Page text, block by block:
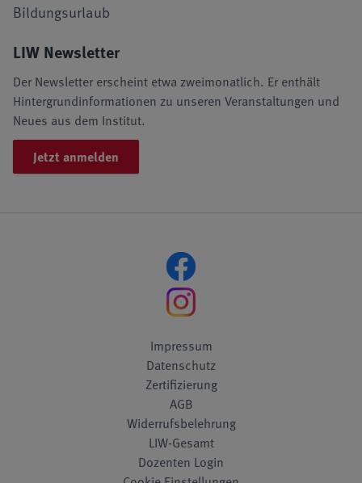
Bildungsurlaub
LIW Newsletter
Der Newsletter erscheint etwa zweimonatlich. Er enthält
Hintergrundinformationen zu unseren Veranstaltungen und
Neues aus dem Institut.
Jetzt anmelden
Impressum
Datenschutz
Zertifizierung
AGB
Widerrufsbelehrung
LIW-Gesamt
Dozenten Login